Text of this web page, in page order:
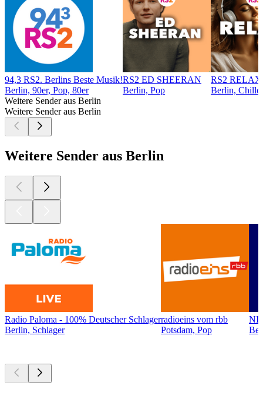
94,3 RS2. Berlins Beste Musik!
Berlin, 90er, Pop, 80er
RS2 ED SHEERAN
Berlin, Pop
RS2 RELAX
Berlin,
Weitere Sender aus Berlin
Weitere Sender aus Berlin
Weitere Sender aus Berlin
Radio Paloma - 100% Deutscher Schlager
Berlin, Schlager
radioeins vom rbb
Potsdam, Pop